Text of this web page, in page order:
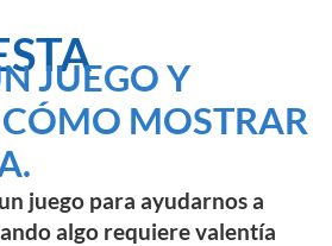
JUEGO Y
MOSTRAR
juego para ayudarnos a
algo requiere valentía